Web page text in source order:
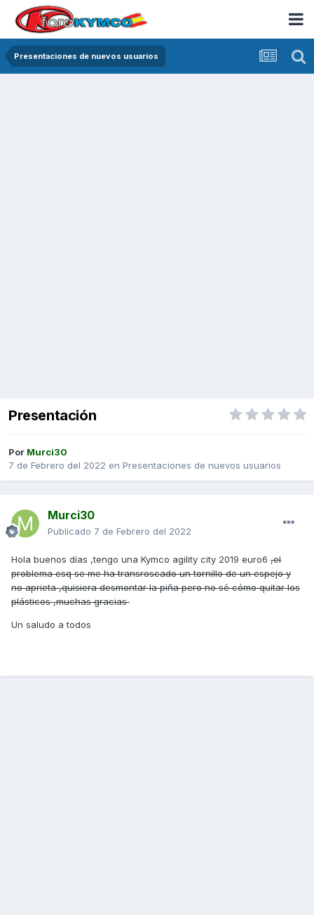
Presentaciones de nuevos usuarios
Presentación
Por Murci30
7 de Febrero del 2022 en Presentaciones de nuevos usuarios
Murci30
Publicado 7 de Febrero del 2022
Hola buenos días ,tengo una Kymco agility city 2019 euro6 ,el
problema esq se me ha transroscado un tornillo de un espejo y
no aprieta ,quisiera desmontar la piña pero no sé cómo quitar los
plásticos ,muchas gracias
Un saludo a todos